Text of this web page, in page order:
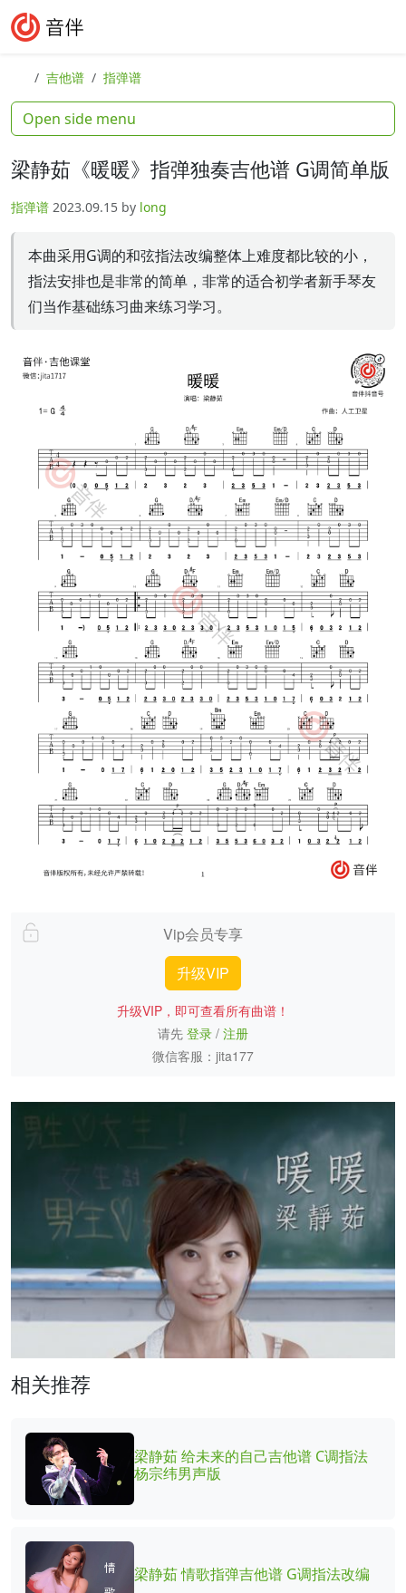
Skip to content
Skip to footer
吉他谱 指弹谱
梁静茹《暖暖》指弹独奏吉他谱 G调简单版
指弹谱 2023.09.15 by long
本曲采用G调的和弦指法改编整体上难度都比较的小，
指法安排也是非常的简单，非常的适合初学者新手琴友
们当作基础练习曲来练习学习。
Vip会员专享
升级VIP
升级VIP，即可查看所有曲谱！
请先 登录 / 注册
微信客服：jita177
相关推荐
梁静茹 给未来的自己吉他谱 C调指法
杨宗纬男声版
梁静茹 情歌指弹吉他谱 G调指法改编
Open side menu